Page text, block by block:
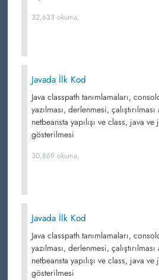
32,633 okuma,
Javada İlk Kod
Java classpath tanımlamaları,
yazılması, derlenmesi,
netbeansta yapılışı ve class, java ve
gösterilmesi
30,869 okuma,
Javada İlk Kod
Java classpath tanımlamaları,
yazılması, derlenmesi,
netbeansta yapılışı ve class, java ve
gösterilmesi